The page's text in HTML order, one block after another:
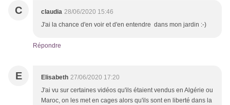
C claudia 28/06/2020 15:46
J'ai la chance d'en voir et d'en entendre dans mon jardin :-)
Répondre
E Elisabeth 27/06/2020 17:20
J'ai vu sur certaines vidéos qu'ils étaient vendus en Algérie ou
Maroc, on les met en cages alors qu'ils sont en liberté dans la